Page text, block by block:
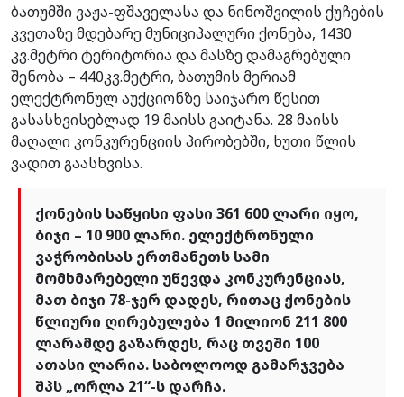
ბათუმში ვაჟა-ფშაველასა და ნინოშვილის ქუჩების
კვეთაზე მდებარე მუნიციპალური ქონება, 1430
კვ.მეტრი ტერიტორია და მასზე დამაგრებული
შენობა – 440კვ.მეტრი, ბათუმის მერიამ
ელექტრონულ აუქციონზე საიჯარო წესით
გასასხვისებლად 19 მაისს გაიტანა. 28 მაისს
მაღალი კონკურენციის პირობებში, ხუთი წლის
ვადით გაასხვისა.
ქონების საწყისი ფასი 361 600 ლარი იყო,
ბიჯი – 10 900 ლარი. ელექტრონული
ვაჭრობისას ერთმანეთს სამი
მომხმარებელი უწევდა კონკურენციას,
მათ ბიჯი 78-ჯერ დადეს, რითაც ქონების
წლიური ღირებულება 1 მილიონ 211 800
ლარამდე გაზარდეს, რაც თვეში 100
ათასი ლარია. საბოლოოდ გამარჯვება
შპს „ორლა 21“-ს დარჩა.